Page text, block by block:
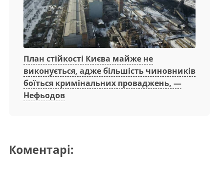
План стійкості Києва майже не
виконується, адже більшість чиновників
боїться кримінальних проваджень, —
Нефьодов
Коментарі: